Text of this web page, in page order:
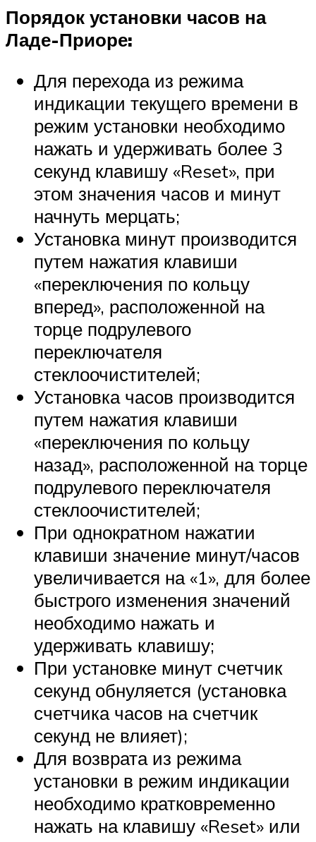
Порядок установки часов на
Ладе-Приоре:
Для перехода из режима
индикации текущего времени в
режим установки необходимо
нажать и удерживать более 3
секунд клавишу «Reset», при
этом значения часов и минут
начнуть мерцать;
Установка минут производится
путем нажатия клавиши
«переключения по кольцу
вперед», расположенной на
торце подрулевого
переключателя
стеклоочистителей;
Установка часов производится
путем нажатия клавиши
«переключения по кольцу
назад», расположенной на торце
подрулевого переключателя
стеклоочистителей;
При однократном нажатии
клавиши значение минут/часов
увеличивается на «1», для более
быстрого изменения значений
необходимо нажать и
удерживать клавишу;
При установке минут счетчик
секунд обнуляется (установка
счетчика часов на счетчик
секунд не влияет);
Для возврата из режима
установки в режим индикации
необходимо кратковременно
нажать на клавишу «Reset» или